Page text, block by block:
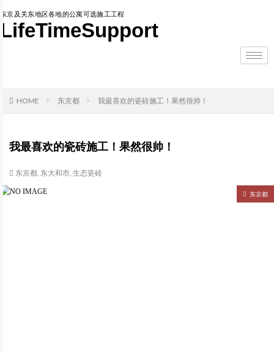
东京及关东地区各地的公寓可选施工工程
LifeTimeSupport
HOME 东京都 我最喜欢的瓷砖施工！果然很帅！
我最喜欢的瓷砖施工！果然很帅！
东京都, 东大和市, 生态瓷砖
东京都